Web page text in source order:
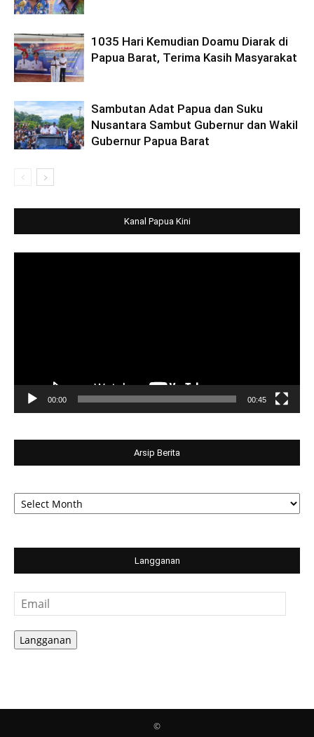
1035 Hari Kemudian Doamu Diarak di
Papua Barat, Terima Kasih Masyarakat
Sambutan Adat Papua dan Suku
Nusantara Sambut Gubernur dan Wakil
Gubernur Papua Barat
Kanal Papua Kini
00:00 00:45
Arsip Berita
Arsip
Berita
Langganan
Email
Langganan
©